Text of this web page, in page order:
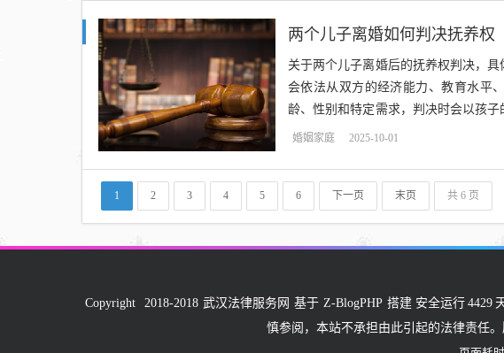
两个儿子离婚如何判决抚养权
关于两个儿子离婚后的抚养权判决，
会依法从双方的经济能力、教育水平
龄、性别和特定需求，判决时会以孩
和保护，若双方条件相当，法院可能会
婚姻家庭 2025-10-01
1 2 3 4 5 6 下一页 末页 共 6 页
Copyright
2018-2018 武汉法律服务网 基于 Z-BlogPHP 搭建 安全运行 4429
慎参阅，本站不承担由此引起的法律责任